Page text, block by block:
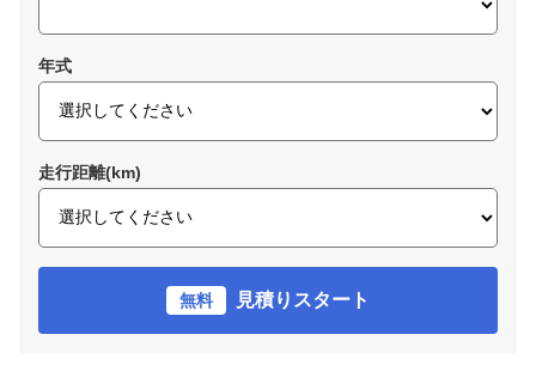
年式
走行距離(km)
無料 見積りスタート